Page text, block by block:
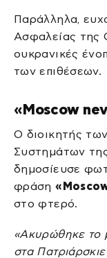
Παράλληλα,
Ασφαλείας της
ουκρανικές
των επιθέσεων.
«Moscow
Ο διοικητής
Συστημάτων
δημοσίευσε
φράση
στο φτερό.
«Ακυρώθηκε το
στα